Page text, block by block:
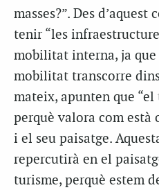
masses?”. Des d’aquest
tenir “les
mobilitat interna, ja que
mobilitat transcorre
mateix, apunten que
perquè valora com està
i el seu paisatge.
repercutirà en el
turisme, perquè estem